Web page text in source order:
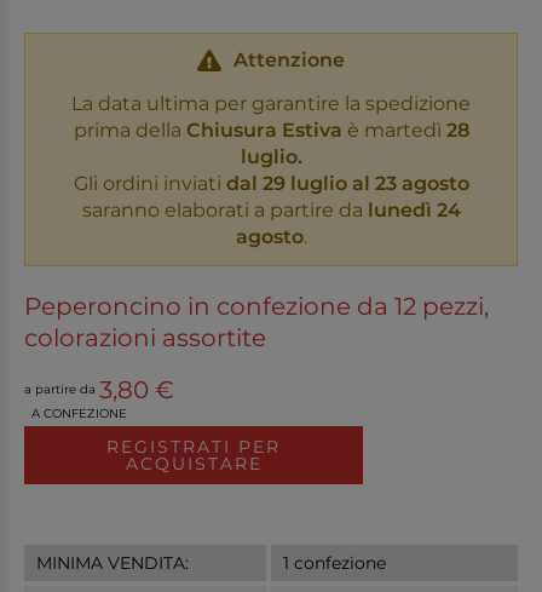
Attenzione
La data ultima per garantire la spedizione
prima della Chiusura Estiva è martedì 28
luglio.
Gli ordini inviati dal 29 luglio al 23 agosto
saranno elaborati a partire da lunedì 24
agosto.
Peperoncino in confezione da 12 pezzi,
colorazioni assortite
a partire da 3,80 €
A CONFEZIONE
REGISTRATI PER
ACQUISTARE
MINIMA VENDITA:
1 confezione